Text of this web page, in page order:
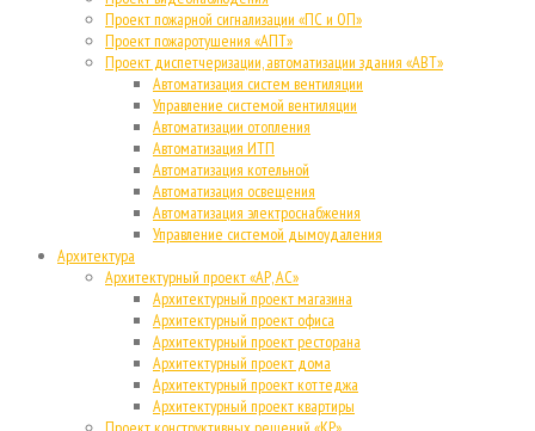
Проект пожарной сигнализации «ПС и ОП»
Проект пожаротушения «АПТ»
Проект диспетчеризации, автоматизации здания «АВТ»
Автоматизация систем вентиляции
Управление системой вентиляции
Автоматизации отопления
Автоматизация ИТП
Автоматизация котельной
Автоматизация освещения
Автоматизация электроснабжения
Управление системой дымоудаления
Архитектура
Архитектурный проект «АР, АС»
Архитектурный проект магазина
Архитектурный проект офиса
Архитектурный проект ресторана
Архитектурный проект дома
Архитектурный проект коттеджа
Архитектурный проект квартиры